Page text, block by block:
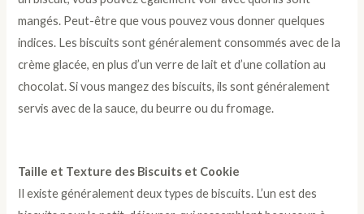
mangés. Peut-être que vous pouvez vous donner quelques
indices. Les biscuits sont généralement consommés avec de la
crème glacée, en plus d’un verre de lait et d’une collation au
chocolat. Si vous mangez des biscuits, ils sont généralement
servis avec de la sauce, du beurre ou du fromage.
Taille et Texture des Biscuits et Cookie
Il existe généralement deux types de biscuits. L’un est des